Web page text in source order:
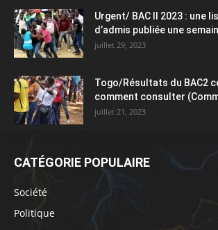
Urgent/ BAC II 2023 : une
d’admis publiée une
juillet 29, 2023
Togo/Résultats du BAC2
comment consulter
juillet 21, 2023
CATÉGORIE POPULAIRE
Société
Politique